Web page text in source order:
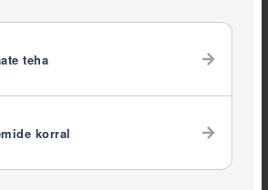
teha
korral